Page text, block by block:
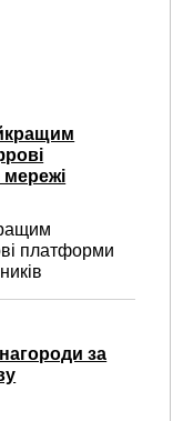
платформи
за